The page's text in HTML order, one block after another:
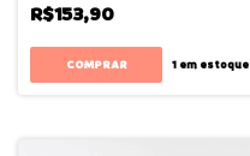
R$153,90
COMPRAR 1em estoque